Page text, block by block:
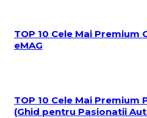
TOP 10 Cele Mai
eMAG
TOP 10 Cele Mai Premium
(Ghid pentru Pasionatii